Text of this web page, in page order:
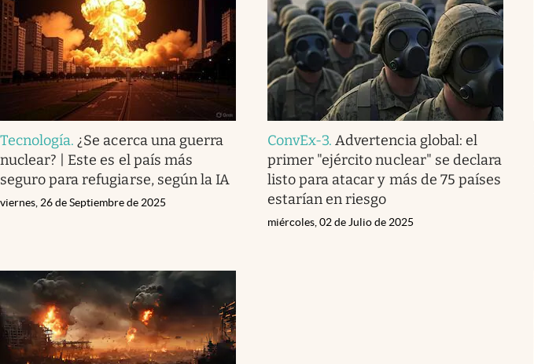
Tecnología. ¿Se acerca una guerra
nuclear? | Este es el país más
seguro para refugiarse, según la IA
viernes, 26 de Septiembre de 2025
ConvEx-3.Advertencia global: el
primer "ejército nuclear" se declara
listo para atacar y más de 75 países
estarían en riesgo
miércoles, 02 de Julio de 2025